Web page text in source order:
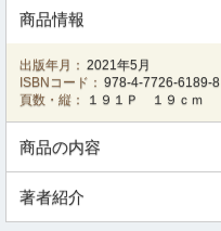
商品情報
出版年月： 2021年5月
ISBNコード： 978-4-7726-6189-8
頁数・縦：
１９１Ｐ １９ｃｍ
商品の内容
著者紹介